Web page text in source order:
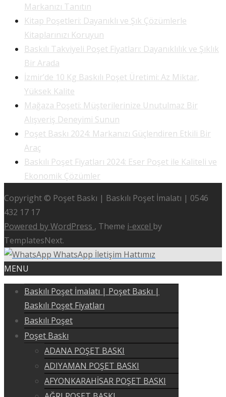
Markanızı Tanıtın
Kitap Poşetleri: Dayanıklı ve Şık Çözümlerle
Kitaplarınızı Koruyun
Baskılı Takviyeli Poşet Fiyatları: Dayanıklılık ve Şıklık
Bir Arada
İzmir’de 10 Kg Baskılı Poşet Üretimi: Az Miktar,
Yüksek Kalite
Mağaza Poşeti: Müşterilerinize Unutulmaz Bir
Alışveriş Deneyimi Sunun
Poşet Baskı 2024: Markanızı Güçlendiren Etkili Bir
Araç
Baskılı Poşet Fiyatları 2024: Eser Poşet ile Kaliteli ve
Ekonomik Çözümler
Copyright © Poşet Baskı | Baskılı Poşet İmalatı | 0546
432 17 17
Powered by WordPress , Theme i-excel by
TemplatesNext.
WhatsApp İletişim Hattımız
MENU
Baskılı Poşet İmalatı | Poşet Baskı |
Baskılı Poşet Fiyatları
Baskılı Poşet
Poşet Baskı
ADANA POŞET BASKI
ADIYAMAN POŞET BASKI
AFYONKARAHİSAR POŞET BASKI